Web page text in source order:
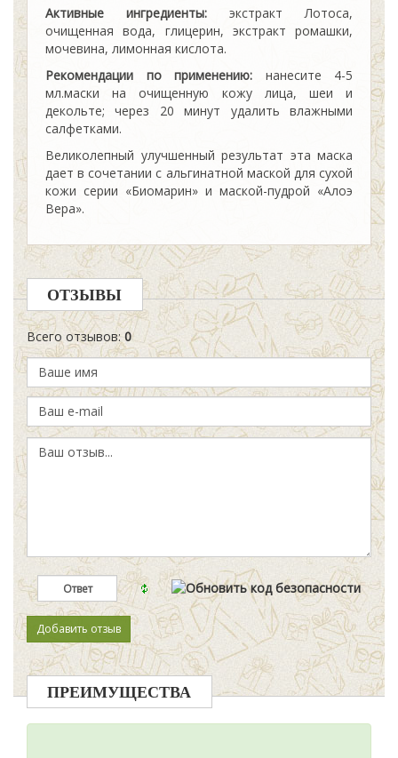
Активные ингредиенты: экстракт Лотоса,
очищенная вода, глицерин, экстракт ромашки,
мочевина, лимонная кислота.
Рекомендации по применению: нанесите 4-5
мл.маски на очищенную кожу лица, шеи и
декольте; через 20 минут удалить влажными
салфетками.
Великолепный улучшенный результат эта маска
дает в сочетании с альгинатной маской для сухой
кожи серии «Биомарин» и маской-пудрой «Алоэ
Вера».
ОТЗЫВЫ
Всего отзывов: 0
ПРЕИМУЩЕСТВА